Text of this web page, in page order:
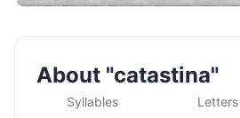
About "catastina"
Syllables Letters